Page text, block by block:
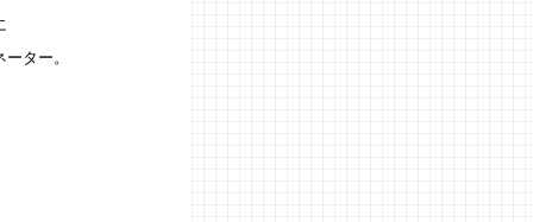
ター。